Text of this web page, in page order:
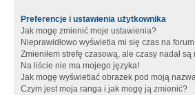
Preferencje i ustawienia użytkownika
Jak mogę zmienić moje ustawienia?
Nieprawidłowo wyświetla mi się czas na
Zmieniłem strefę czasową, ale czasy nadal są
Na liście nie ma mojego języka!
Jak mogę wyświetlać obrazek pod moją
Czym jest moja ranga i jak mogę ją zmienić?